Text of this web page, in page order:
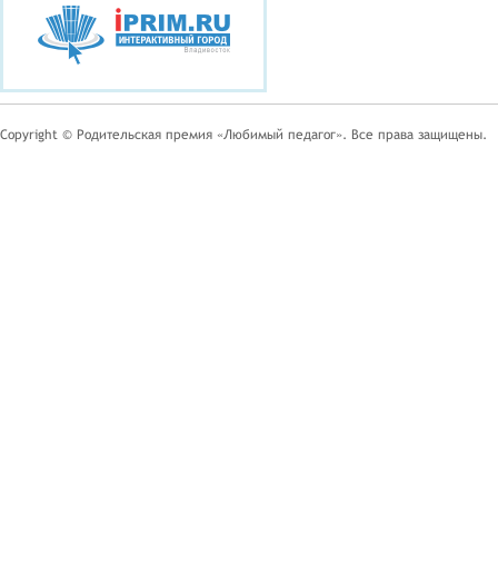
Copyright © Родительская премия «Любимый педагог». Все права защищены.